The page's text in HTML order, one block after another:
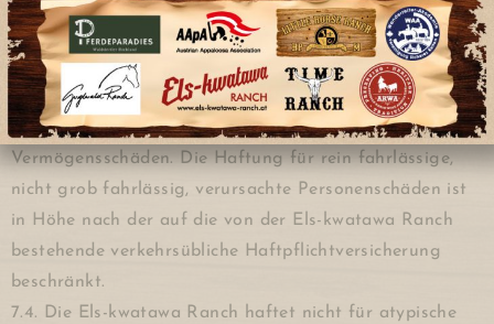
7.2. Jede Haftung für ein Verschulden Dritter sowie
anderer Teilnehmer ist – soweit rechtlich zulässig –
generell ausgeschlossen.
7.3. Die Els-kwatawa Ranch haftet nur durch vorsätzlich
oder grob fahrlässige zustande kommende Sach- und
Vermögensschäden. Die Haftung für rein fahrlässige,
nicht grob fahrlässig, verursachte Personenschäden ist
in Höhe nach der auf die von der Els-kwatawa Ranch
bestehende verkehrsübliche Haftpflichtversicherung
beschränkt.
7.4. Die Els-kwatawa Ranch haftet nicht für atypische